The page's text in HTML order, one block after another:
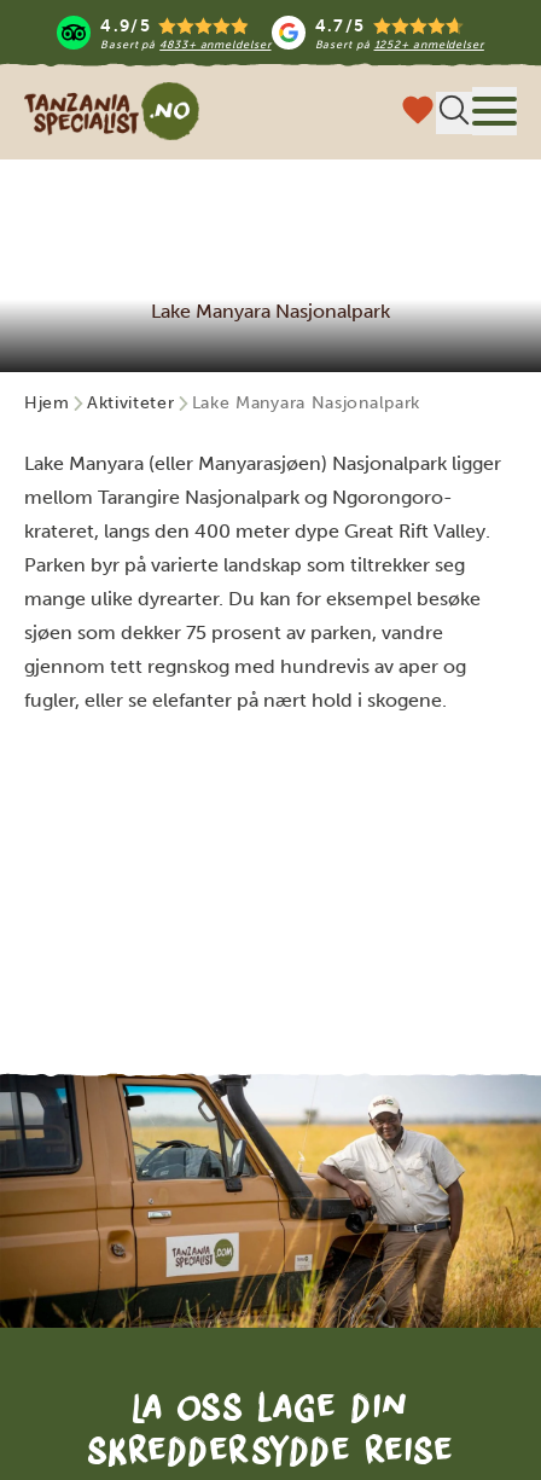
4.9/5
Basert på 4833+ anmeldelser
4.7/5
Basert på 1252+ anmeldelser
Tanzania Specialist
Lake Manyara Nasjonalpark
Hjem Aktiviteter Lake Manyara Nasjonalpark
Lake Manyara (eller Manyarasjøen) Nasjonalpark ligger
mellom Tarangire Nasjonalpark og Ngorongoro-
krateret, langs den 400 meter dype Great Rift Valley.
Parken byr på varierte landskap som tiltrekker seg
mange ulike dyrearter. Du kan for eksempel besøke
sjøen som dekker 75 prosent av parken, vandre
gjennom tett regnskog med hundrevis av aper og
fugler, eller se elefanter på nært hold i skogene.
La oss lage din
skreddersydde reise